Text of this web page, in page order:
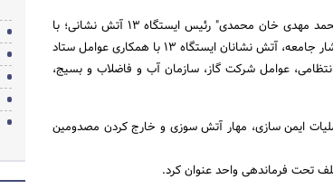
جستجو
به گزارش اخبار رسمی به نقل از پایگاه خبری 125، به گفته "محمد مهدی خان محمدی" رئیس ایستگاه 13 آتش نشانی؛ با
توجه به امکان بروز حوادث غیر مترقبه و لزوم آمادگی تمامی اقشار جامعه، آتش نشانان ایستگاه 13 با همکاری عوامل ستاد
عوامل شرکت گاز، سازمان آب و فاضلاب و بسیج،
عملیات ایمن سازی، مهار آتش سوزی و خارج کردن مصدومین
تحت فرماندهی واحد عنوان کرد.